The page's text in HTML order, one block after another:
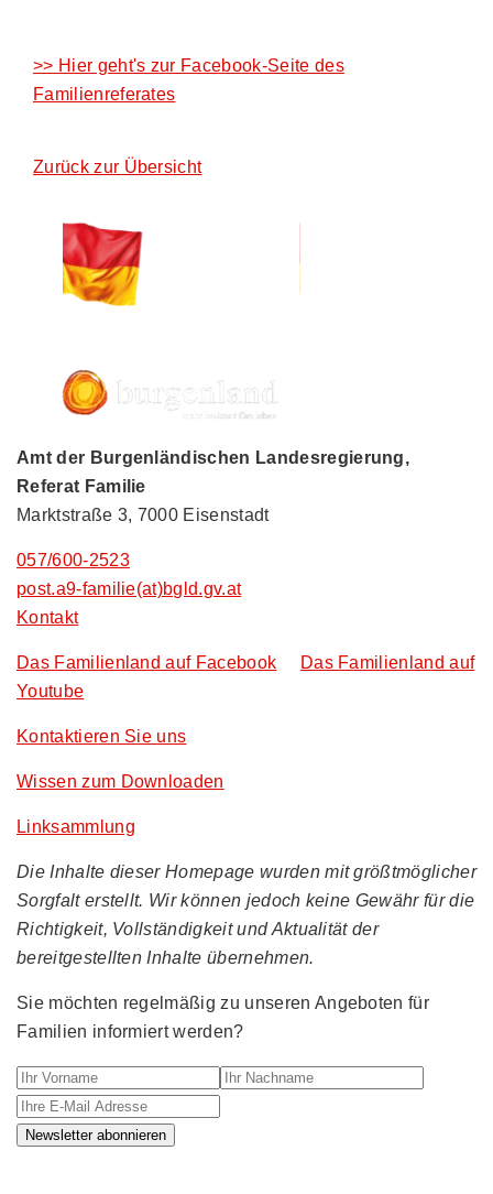
>> Hier geht's zur Facebook-Seite des
Familienreferates
Zurück zur Übersicht
Amt der Burgenländischen Landesregierung,
Referat Familie
Marktstraße 3, 7000 Eisenstadt
057/600-2523
post.a9-familie(at)bgld.gv.at
Kontakt
Das Familienland auf Facebook
Das Familienland auf
Youtube
Kontaktieren Sie uns
Wissen zum Downloaden
Linksammlung
Die Inhalte dieser Homepage wurden mit größtmöglicher
Sorgfalt erstellt. Wir können jedoch keine Gewähr für die
Richtigkeit, Vollständigkeit und Aktualität der
bereitgestellten Inhalte übernehmen.
Sie möchten regelmäßig zu unseren Angeboten für
Familien informiert werden?
Ihr Vorname Ihr Nachname
Newsletter abonnieren